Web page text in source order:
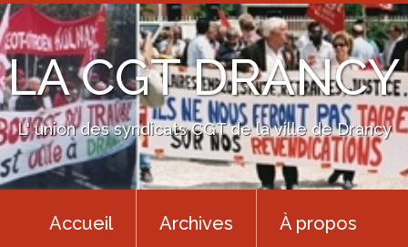
LA CGT DRANCY
L' union des syndicats CGT de la ville de Drancy
Accueil Archives À propos